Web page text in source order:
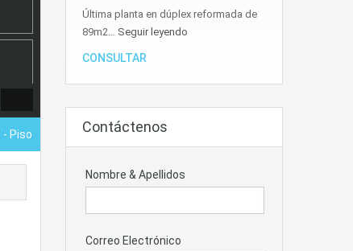
- Piso
Última planta en dúplex reformada de
89m2… Seguir leyendo
CONSULTAR
Contáctenos
Nombre & Apellidos
Correo Electrónico